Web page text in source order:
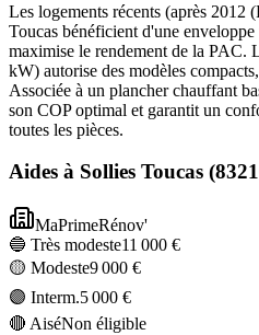
Les logements récents (après 2012
Toucas bénéficient d'une
maximise le rendement de la PAC.
kW) autorise des modèles
Associée à un plancher chauffant
son COP optimal et garantit un
toutes les pièces.
Aides à Sollies Toucas (
MaPrimeRénov'
🔵 Très modeste11 000 €
🟡 Modeste9 000 €
🟣 Interm.5 000 €
🔴 AiséNon éligible